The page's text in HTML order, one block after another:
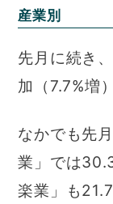
産業別
先月に続き
加（7.7%増）
なかでも先
業」では
楽業」も